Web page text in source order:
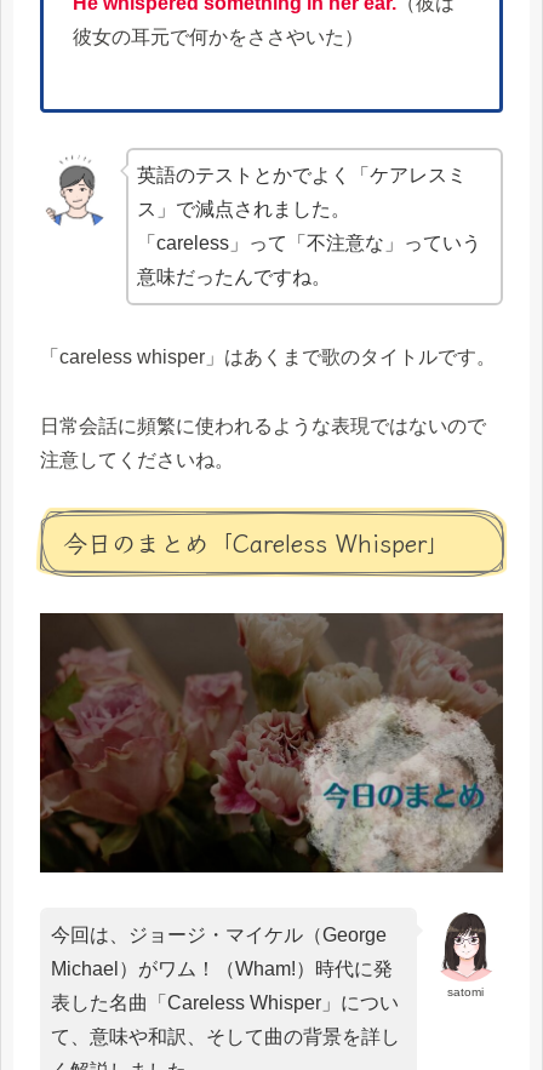
彼女の耳元で何かをささやいた）
英語のテストとかでよく「ケアレスミ
ス」で減点されました。
「careless」って「不注意な」っていう
意味だったんですね。
「careless whisper」はあくまで歌のタイトルです。
日常会話に頻繁に使われるような表現ではないので
注意してくださいね。
今日のまとめ「Careless Whisper」
satomi
今回は、ジョージ・マイケル（George
Michael）がワム！（Wham!）時代に発
表した名曲「Careless Whisper」につい
て、意味や和訳、そして曲の背景を詳し